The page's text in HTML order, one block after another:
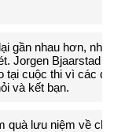
gần nhau hơn,
Jorgen Bjaarstad
cuộc thi vì các
và kết bạn.
quà lưu niệm về